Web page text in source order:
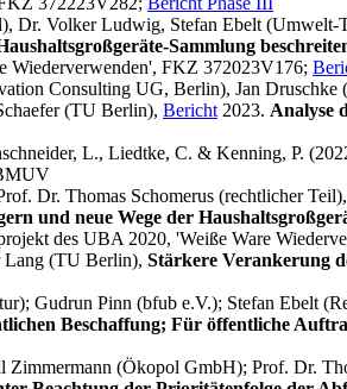
Dr. Volker Ludwig, Stefan Ebelt
Sammlung
Wiederverwenden', FKZ 372023V176;
Consulting UG, Berlin), Jan
(TU Berlin), Bericht2023. Analyse
L., Liedtke, C. & Kenning, P.
Dr. Thomas Schomerus (rechtlicher
und neue Wege der
des UBA 2020, 'Weiße Ware
Lang (TU Berlin), Stärkere Verankerung
Gudrun Pinn (bfub e.V.); Stefan Ebelt
Beschaffung; Für öffentliche
Zimmermann (Ökopol GmbH); Prof. Dr.